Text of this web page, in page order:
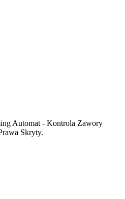
Automat - Kontrola Zawory
Skryty.